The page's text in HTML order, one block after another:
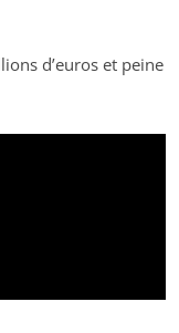
d’euros et peine